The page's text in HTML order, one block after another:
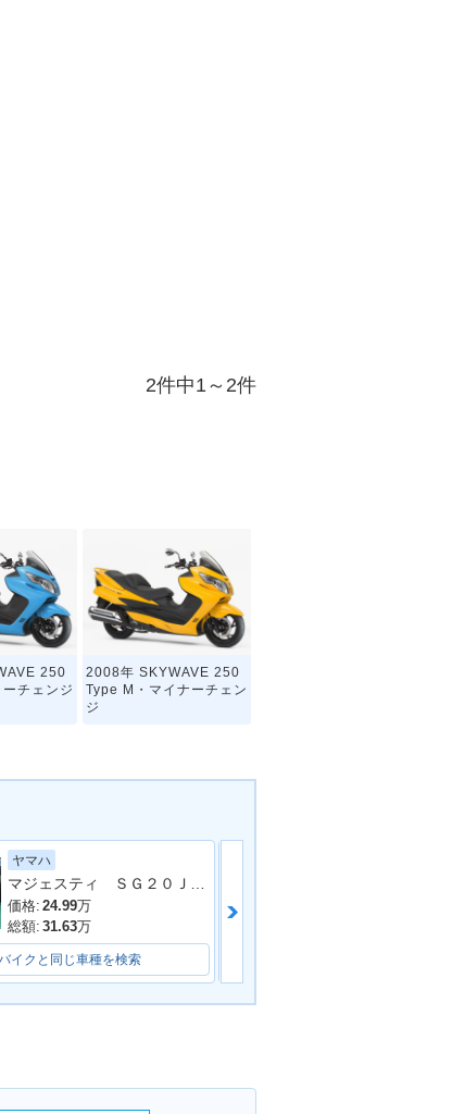
2件中1～2件
250
チェンジ
2008年 SKYWAVE 250
Type M・マイナーチェン
ジ
ヤマハ
価格: 24.99万
総額: 31.63万
イクと同じ車種を検索